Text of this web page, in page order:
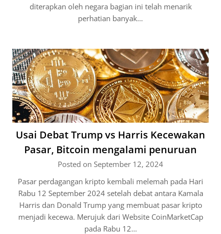
diterapkan oleh negara bagian ini telah menarik
perhatian banyak…
Usai Debat Trump vs Harris Kecewakan
Pasar, Bitcoin mengalami penuruan
Posted on September 12, 2024
Pasar perdagangan kripto kembali melemah pada Hari
Rabu 12 September 2024 setelah debat antara Kamala
Harris dan Donald Trump yang membuat pasar kripto
menjadi kecewa. Merujuk dari Website CoinMarketCap
pada Rabu 12…